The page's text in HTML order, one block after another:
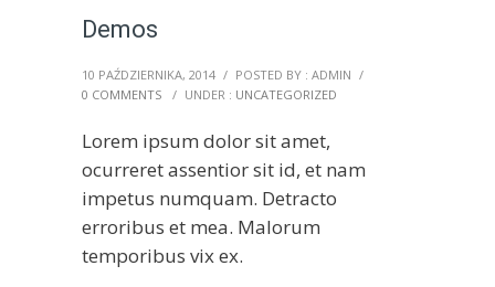
Demos
10 PAŹDZIERNIKA, 2014 / POSTED BY : ADMIN /
0 COMMENTS
/ UNDER : UNCATEGORIZED
Lorem ipsum dolor sit amet,
ocurreret assentior sit id, et nam
impetus numquam. Detracto
erroribus et mea. Malorum
temporibus vix ex.